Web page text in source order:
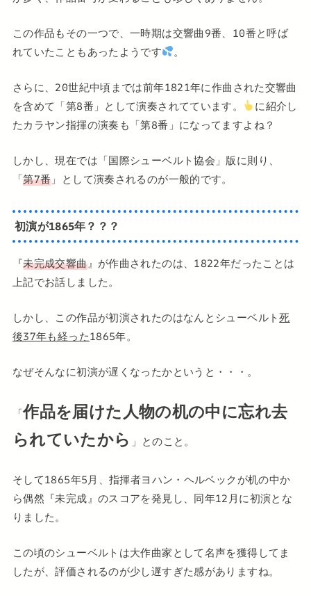
この作品もその一つで、一時期は交響曲9番、10番と呼ば
れていたこともあったようです
。
さらに、20世紀中頃までは前年1821年に作曲された交響曲
を含めて「第8番」として演奏されてています。
に紹介し
たカラヤン指揮の演奏も「第8番」になってますよね？
しかし、現在では「国際シューベルト協会」版に則り、
「第7番 」として演奏されるのが一般的です。
初演が1865年？？？
『未完成交響曲』が作曲されたのは、1822年だったことは
上記でお話しました。
しかし、この作品が初演されたのはなんとシューベルト死
後37年も経った1865年。
なぜそんなに初演が遅くなったかというと・・・。
「作品を届けた人物の机の中に忘れ去
られていたから 」とのこと。
そして1865年5月、指揮者ヨハン・ヘルベックが机の中か
ら偶然『未完成』のスコアを発見し、同年12月に初演とな
りました。
この頃のシューベルトは大作曲家として名声を獲得してま
したが、評価されるのが少し遅すぎた感がありますね。